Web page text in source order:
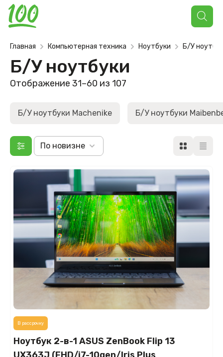
Поиск
товаров
Главная Компьютерная техника Ноутбуки Б/У
Б/У ноутбуки
Отображение 31–60 из 107
Б/У ноутбуки Machenike Б/У ноутбуки
По новизне
Ноутбук 2-в-1 ASUS ZenBook Flip 13
В рассрочку